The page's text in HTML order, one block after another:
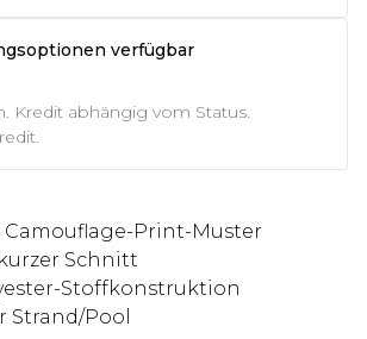
verfügbar
Kredit abhängig vom Status.
Camouflage-Print-Muster
Schnitt
Stoffkonstruktion
Strand/Pool